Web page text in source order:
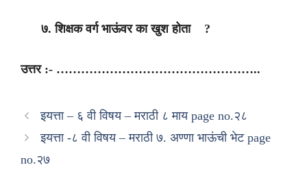
७. शिक्षक वर्ग भाऊंवर का खुश होता ?
उत्तर :- …………………………………………..
इयत्ता – ६ वी विषय – मराठी ८ माय page no.२८
इयत्ता -८ वी विषय – मराठी ७. अण्णा भाऊंची भेट page
no.२७